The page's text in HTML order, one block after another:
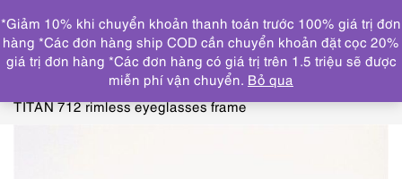
DANH MỤC
Trang chủ KÍNH MẮT
GỌNG KÍNH MỚI/CHƯA SỬ
5514-Gọng kính nữ-Mới/Chưa sử dụng-MIJ DYNA
TITAN 712 rimless eyeglasses frame
*Giảm 10% khi chuyển khoản thanh toán trước 100% giá trị đơn
hàng *Các đơn hàng ship COD cần chuyển khoản đặt cọc 20%
giá trị đơn hàng *Các đơn hàng có giá trị trên 1.5 triệu sẽ được
miễn phí vận chuyển. Bỏ qua